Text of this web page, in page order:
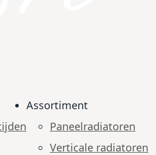
Assortiment
Paneelradiatoren
Verticale radiatoren